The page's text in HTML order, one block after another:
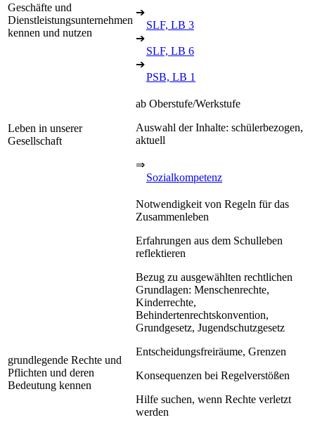
Geschäfte und
Dienstleistungsunternehmen
kennen und nutzen
➔
SLF, LB 3
➔
SLF, LB 6
➔
PSB, LB 1
Leben in unserer
Gesellschaft
ab Oberstufe/Werkstufe
Auswahl der Inhalte: schülerbezogen,
aktuell
⇒
Sozialkompetenz
grundlegende Rechte und
Pflichten und deren
Bedeutung kennen
Notwendigkeit von Regeln für das
Zusammenleben
Erfahrungen aus dem Schulleben
reflektieren
Bezug zu ausgewählten rechtlichen
Grundlagen: Menschenrechte,
Kinderrechte,
Behindertenrechtskonvention,
Grundgesetz, Jugendschutzgesetz
Entscheidungsfreiräume, Grenzen
Konsequenzen bei Regelverstößen
Hilfe suchen, wenn Rechte verletzt
werden